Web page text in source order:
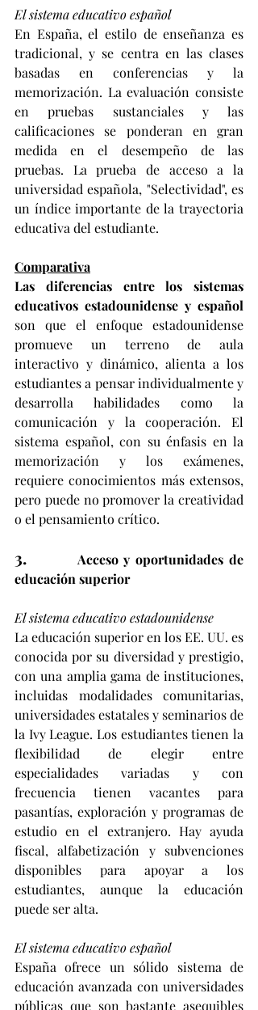
El sistema educativo español
En España, el estilo de enseñanza es
tradicional, y se centra en las clases
basadas en conferencias y la
memorización. La evaluación consiste
en pruebas sustanciales y las
calificaciones se ponderan en gran
medida en el desempeño de las
pruebas. La prueba de acceso a la
universidad española, "Selectividad", es
un índice importante de la trayectoria
educativa del estudiante.
Comparativa
Las diferencias entre los sistemas
son que el enfoque estadounidense
promueve un terreno de aula
interactivo y dinámico, alienta a los
estudiantes a pensar individualmente y
desarrolla habilidades como la
comunicación y la cooperación. El
sistema español, con su énfasis en la
memorización y los exámenes,
requiere conocimientos más extensos,
pero puede no promover la creatividad
o el pensamiento crítico.
3.
Acceso y oportunidades de
educación superior
El sistema educativo estadounidense
La educación superior en los EE. UU. es
conocida por su diversidad y prestigio,
con una amplia gama de instituciones,
incluidas modalidades comunitarias,
universidades estatales y seminarios de
la Ivy League. Los estudiantes tienen la
flexibilidad de elegir entre
especialidades variadas y con
frecuencia tienen vacantes para
pasantías, exploración y programas de
estudio en el extranjero. Hay ayuda
fiscal, alfabetización y subvenciones
disponibles para apoyar a los
estudiantes, aunque la educación
puede ser alta.
El sistema educativo español
España ofrece un sólido sistema de
educación avanzada con universidades
públicas que son bastante asequibles